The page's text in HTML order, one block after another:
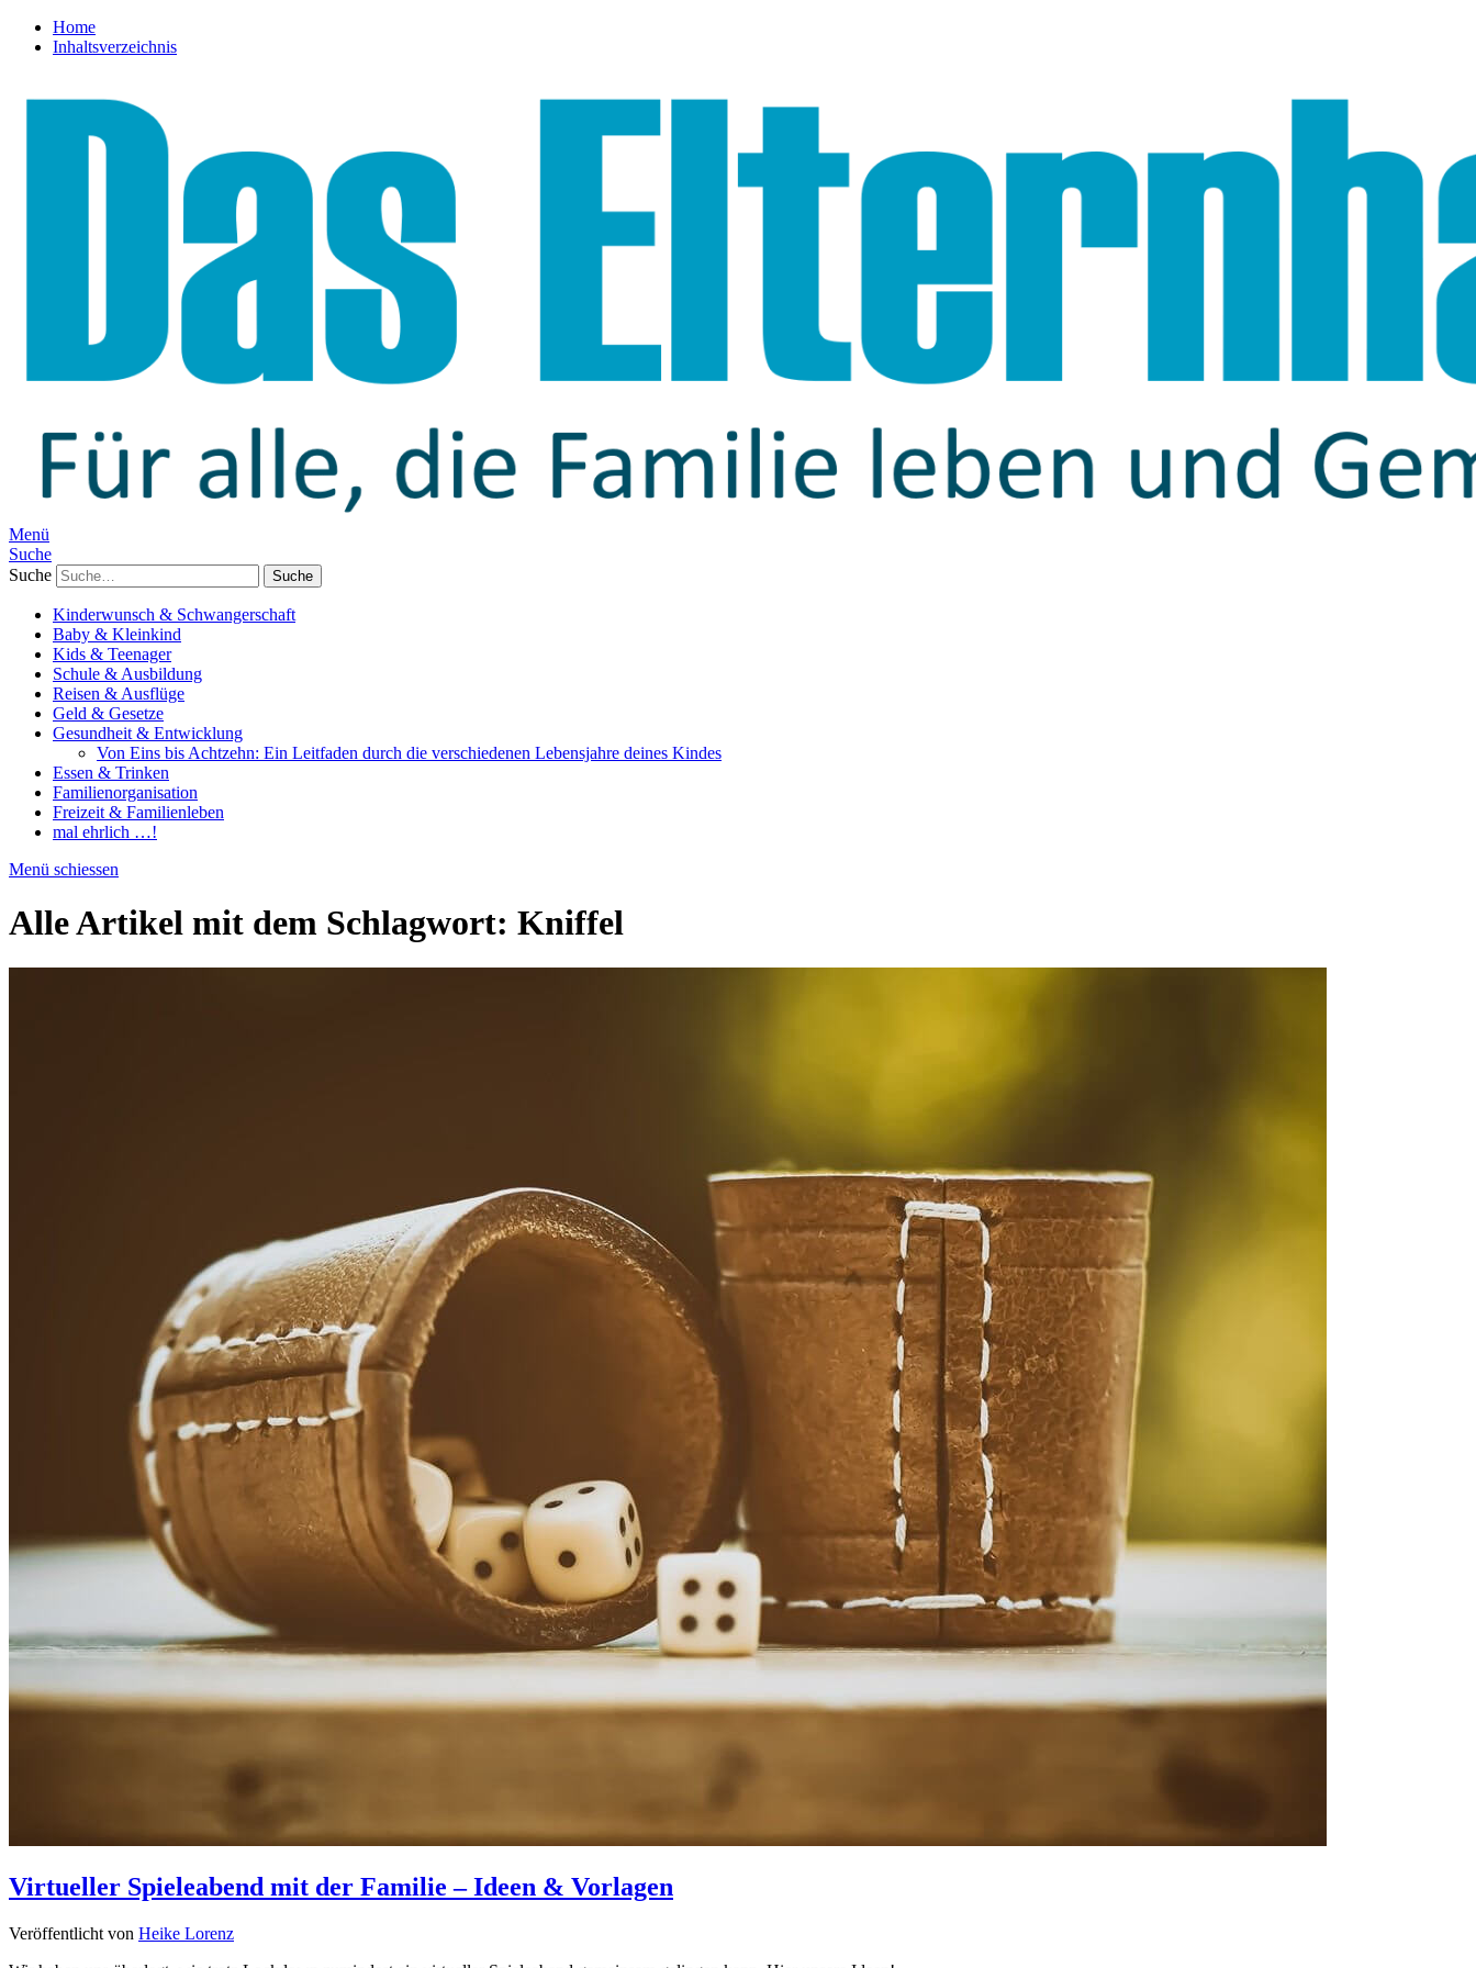
Home
Inhaltsverzeichnis
Menü
Suche
Suche
Kinderwunsch & Schwangerschaft
Baby & Kleinkind
Kids & Teenager
Schule & Ausbildung
Reisen & Ausflüge
Geld & Gesetze
Gesundheit & Entwicklung
Von Eins bis Achtzehn: Ein Leitfaden durch die verschiedenen Lebensjahre deines Kindes
Essen & Trinken
Familienorganisation
Freizeit & Familienleben
mal ehrlich …!
Menü schiessen
Alle Artikel mit dem Schlagwort: Kniffel
Virtueller Spieleabend mit der Familie – Ideen & Vorlagen
Veröffentlicht von Heike Lorenz